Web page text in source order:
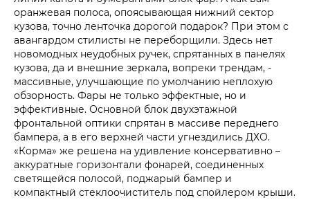
оранжевая полоса, опоясывающая нижний сектор
кузова, точно ленточка дорогой подарок? При этом с
авангардом стилисты не переборщили. Здесь нет
новомодных неудобных ручек, спрятанных в панелях
кузова, да и внешние зеркала, вопреки трендам, -
массивные, улучшающие по умолчанию неплохую
обзорность. Фары не только эффектные, но и
эффективные. Основной блок двухэтажной
фронтальной оптики спрятан в массиве переднего
бампера, а в его верхней части угнездились ДХО.
«Корма» же решена на удивление консервативно –
аккуратные горизонтали фонарей, соединенных
светящейся полосой, поджарый бампер и
компактный стеклоочиститель под спойлером крыши.